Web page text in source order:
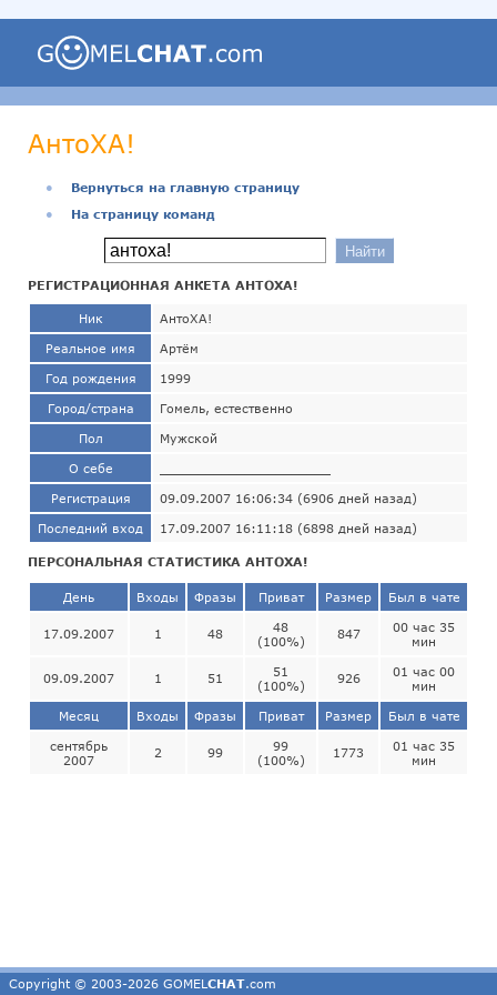
АнтоХА!
●
Вернуться на главную страницу
●
На страницу команд
РЕГИСТРАЦИОННАЯ АНКЕТА АНТОХА!
Ник АнтоХА!
Реальное имя Артём
Год рождения 1999
Город/страна Гомель, естественно
Пол Мужской
О себе
Регистрация 09.09.2007 16:06:34 (6906 дней назад)
Последний вход 17.09.2007 16:11:18 (6898 дней назад)
ПЕРСОНАЛЬНАЯ СТАТИСТИКА АНТОХА!
День Входы Фразы Приват Размер Был в чате
17.09.2007 1 48
48
(100%)
847
00 час 35
мин
09.09.2007 1 51
51
(100%)
926
01 час 00
мин
Месяц Входы Фразы Приват Размер Был в чате
сентябрь
2007
2 99
99
(100%)
1773
01 час 35
мин
Copyright © 2003-2026 GOMEL CHAT.com